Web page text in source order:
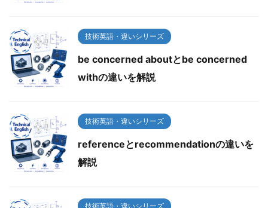
技術英語・違いシリーズ
be concerned aboutとbe concerned
withの違いを解説
技術英語・違いシリーズ
referenceとrecommendationの違いを
解説
技術英語・違いシリーズ